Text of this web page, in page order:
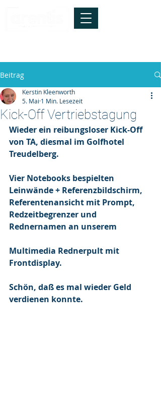
Beitrag
Kick-Off Vertriebstagung
Kerstin Kleenworth
5. Mai 1 Min. Lesezeit
Wieder ein reibungsloser Kick-Off
von TA, diesmal im Golfhotel
Treudelberg.
Vier Notebooks bespielten
Leinwände + Referenzbildschirm,
Referentenansicht mit Prompt,
Redzeitbegrenzer und
Rednernamen an unserem
Multimedia Rednerpult mit
Frontdisplay.
Schön, daß es mal wieder Geld
verdienen konnte.